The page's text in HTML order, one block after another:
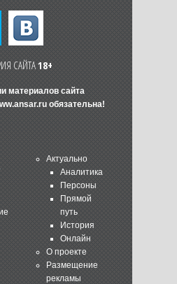
САЙТА18+
материалов сайта
обязательна!
Актуально
Аналитика
Персоны
Прямой
путь
История
Онлайн
О проекте
Размещение
рекламы